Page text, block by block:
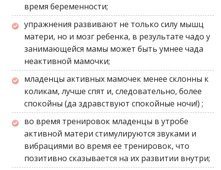
время беременности;
упражнения развивают не только силу мышц
матери, но и мозг ребенка, в результате чадо у
занимающейся мамы может быть умнее чада
неактивной мамочки;
младенцы активных мамочек менее склонны к
коликам, лучше спят и, следовательно, более
спокойны (да здравствуют спокойные ночи!) ;
во время тренировок младенцы в утробе
активной матери стимулируются звуками и
вибрациями во время ее тренировок, что
позитивно сказывается на их развитии внутри;